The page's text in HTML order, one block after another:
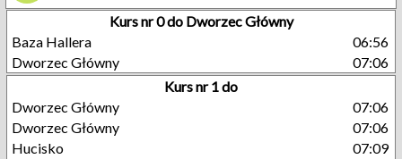
Kurs nr 0 do Dworzec Główny
Baza Hallera
06:56
Dworzec Główny
07:06
Kurs nr 1 do
Dworzec Główny
07:06
Dworzec Główny
07:06
Hucisko
07:09